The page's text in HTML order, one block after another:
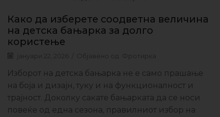
Како да изберете соодветна величина
на детска бањарка за долго
користење
јануари 22, 2026 Објавено од Фротирка
Изборот на детска бањарка не е само прашање
на боја и дизајн, туку и на функционалност и
трајност. Доколку сакате бањарката да се носи
повеќе од една сезона, правилниот избор на